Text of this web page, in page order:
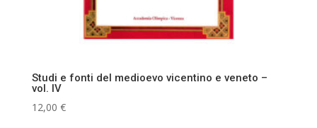
Studi e fonti del medioevo vicentino e veneto –
vol. IV
12,00 €